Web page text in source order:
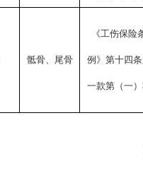
骶骨、尾骨
《工伤保险
例》第十四
一款第（一